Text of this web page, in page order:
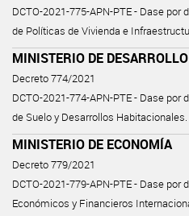
DCTO-2021-775-APN-PTE - Dase por
de Políticas de Vivienda e
MINISTERIO DE
Decreto 774/2021
DCTO-2021-774-APN-PTE - Dase
de Suelo y Desarrollos Habitacionales.
MINISTERIO DE ECONOMÍA
Decreto 779/2021
DCTO-2021-779-APN-PTE - Dase por
Económicos y Financieros